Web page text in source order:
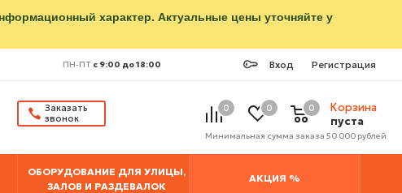
характер. Актуальные цены уточняйте у
Вход Регистрация
ПН-ПТ с 9:00 до 18:00
Заказать
звонок
0 0
Корзина
пуста
0
Минимальная сумма заказа 50 000 рублей
ОБОРУДОВАНИЕ ДЛЯ УЛИЦЫ,
ЗАЛОВ И РАЗДЕВАЛОК
АКЦИЯ %